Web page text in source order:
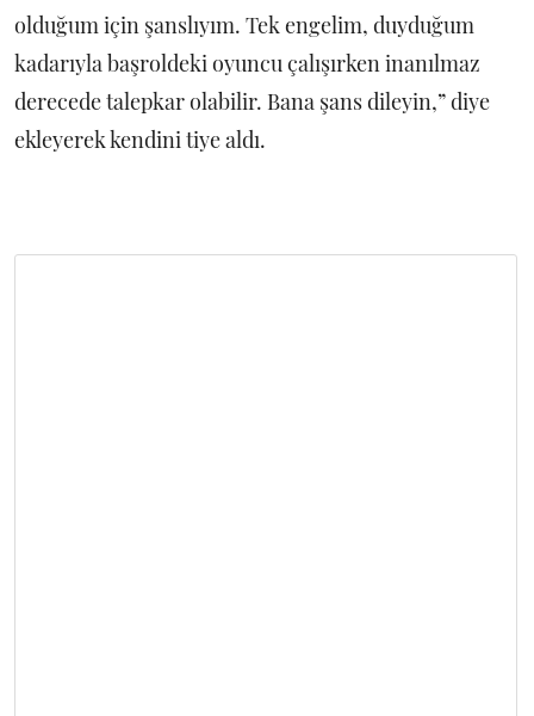
olduğum için şanslıyım. Tek engelim, duyduğum
kadarıyla başroldeki oyuncu çalışırken inanılmaz
derecede talepkar olabilir. Bana şans dileyin,” diye
ekleyerek kendini tiye aldı.